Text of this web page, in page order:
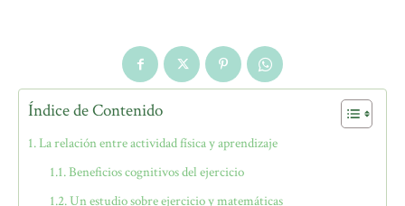
Índice de Contenido
La relación entre actividad física y aprendizaje
Beneficios cognitivos del ejercicio
Un estudio sobre ejercicio y matemáticas